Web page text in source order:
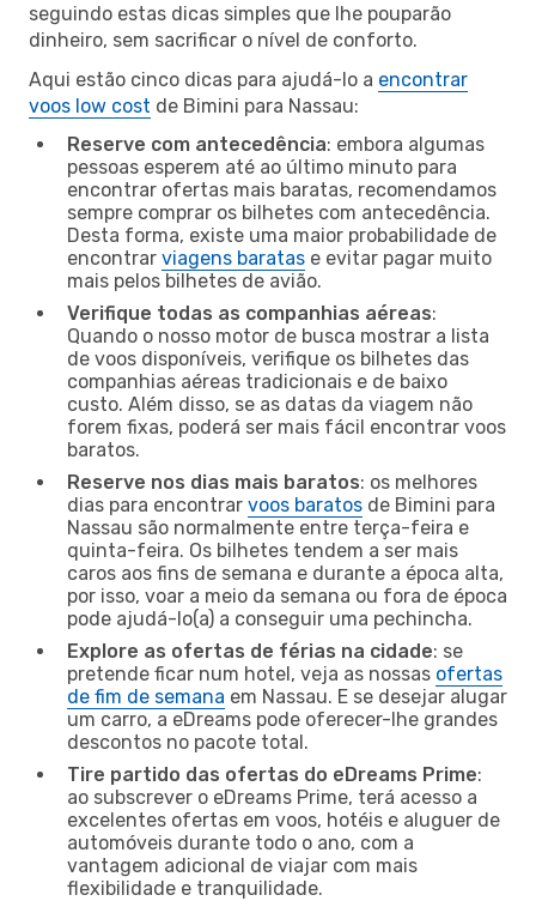
seguindo estas dicas simples que lhe pouparão
dinheiro, sem sacrificar o nível de conforto.
Aqui estão cinco dicas para ajudá-lo a encontrar
voos low cost de Bimini para Nassau:
Reserve com antecedência: embora algumas
pessoas esperem até ao último minuto para
encontrar ofertas mais baratas, recomendamos
sempre comprar os bilhetes com antecedência.
Desta forma, existe uma maior probabilidade de
encontrar viagens baratas e evitar pagar muito
mais pelos bilhetes de avião.
Verifique todas as companhias aéreas:
Quando o nosso motor de busca mostrar a lista
de voos disponíveis, verifique os bilhetes das
companhias aéreas tradicionais e de baixo
custo. Além disso, se as datas da viagem não
forem fixas, poderá ser mais fácil encontrar voos
baratos.
Reserve nos dias mais baratos: os melhores
dias para encontrar voos baratos de Bimini para
Nassau são normalmente entre terça-feira e
quinta-feira. Os bilhetes tendem a ser mais
caros aos fins de semana e durante a época alta,
por isso, voar a meio da semana ou fora de época
pode ajudá-lo(a) a conseguir uma pechincha.
Explore as ofertas de férias na cidade: se
pretende ficar num hotel, veja as nossas ofertas
de fim de semana em Nassau. E se desejar alugar
um carro, a eDreams pode oferecer-lhe grandes
descontos no pacote total.
Tire partido das ofertas do eDreams Prime:
ao subscrever o eDreams Prime, terá acesso a
excelentes ofertas em voos, hotéis e aluguer de
automóveis durante todo o ano, com a
vantagem adicional de viajar com mais
flexibilidade e tranquilidade.